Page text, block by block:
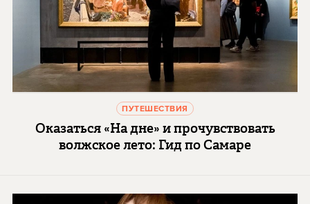
ПУТЕШЕСТВИЯ
Оказаться «На дне» и прочувствовать
волжское лето: Гид по Самаре